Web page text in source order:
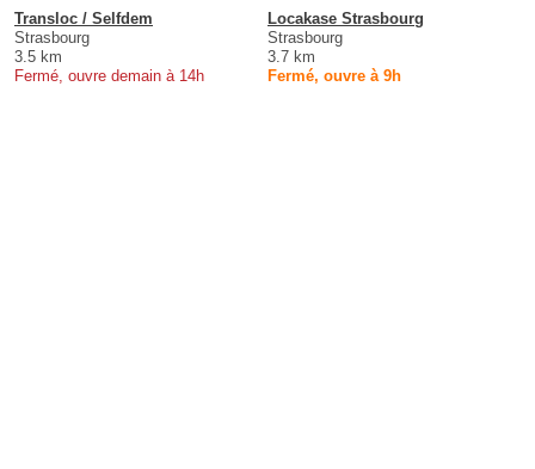
Transloc / Selfdem
Strasbourg
3.5 km
Fermé, ouvre demain à 14h
Locakase Strasbourg
Strasbourg
3.7 km
Fermé, ouvre à 9h